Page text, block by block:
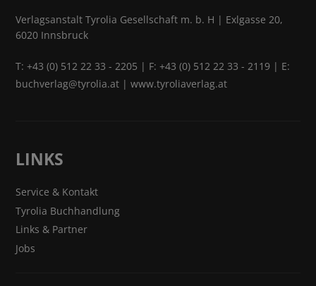
Verlagsanstalt Tyrolia Gesellschaft m. b. H | Exlgasse 20,
6020 Innsbruck
T:+43 (0) 512 22 33 - 2205 | F: +43 (0) 512 22 33 - 2119 | E:
buchverlag@tyrolia.at |www.tyroliaverlag.at
LINKS
Service & Kontakt
Tyrolia Buchhandlung
Links & Partner
Jobs